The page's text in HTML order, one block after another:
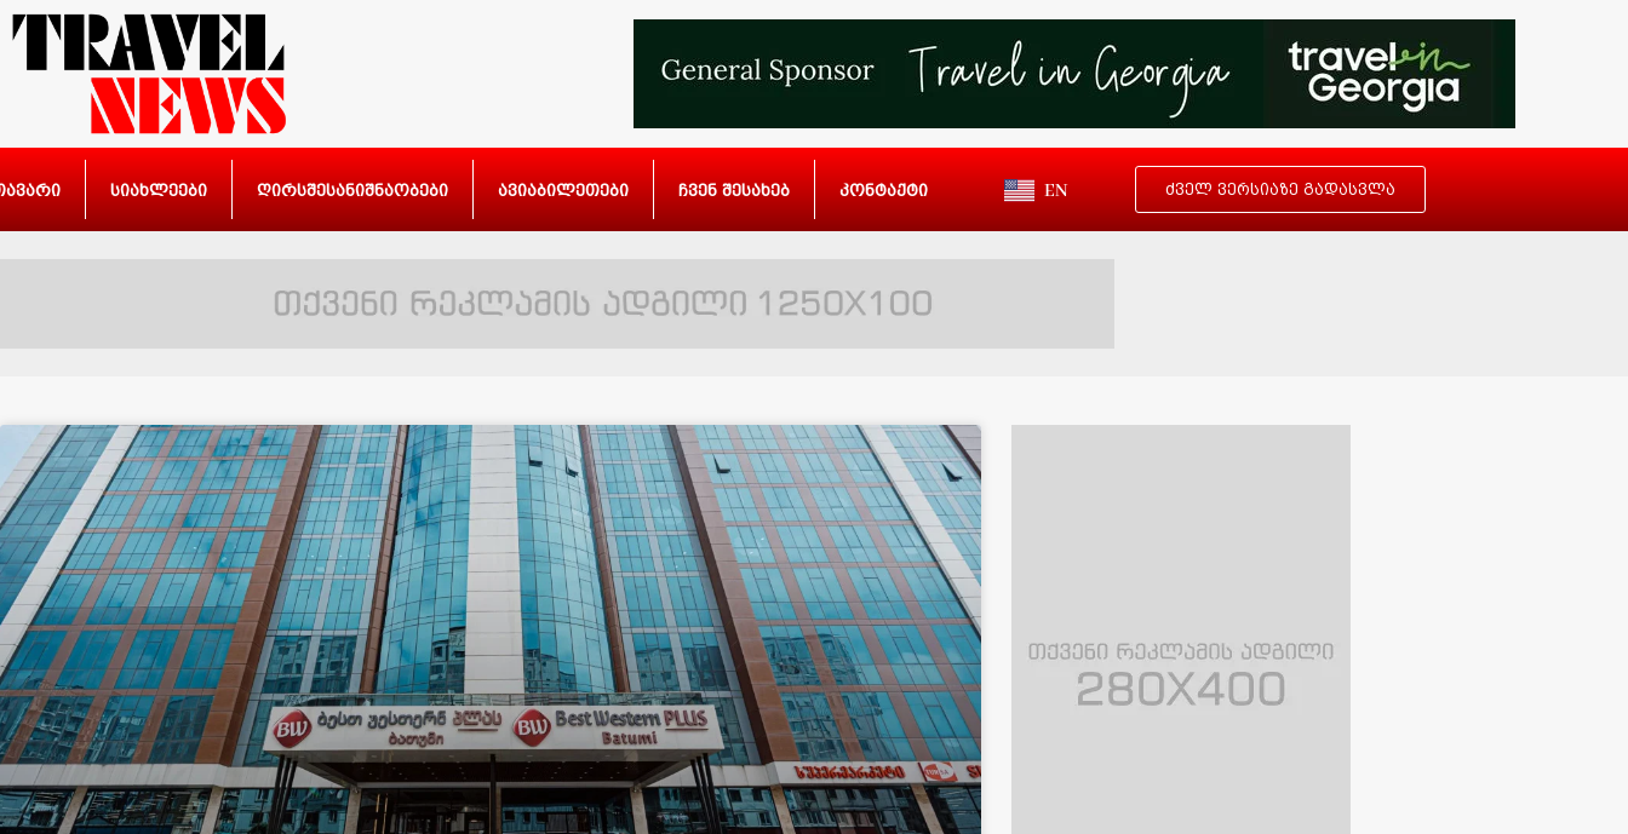
სიახლეები ღირსშესანიშნაობები ავიაბილეთები ჩვენ შესახებ კონტაქტი EN ძველ ვერსიაზე გადასვლა